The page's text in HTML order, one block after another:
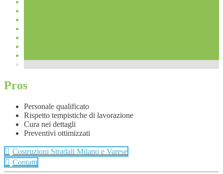
Pros
Personale qualificato
Rispetto tempistiche di lavorazione
Cura nei dettagli
Preventivi ottimizzati
Costruzioni Stradali Milano e Varese
Contatti